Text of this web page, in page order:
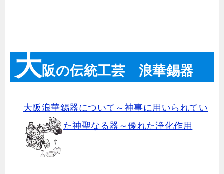
大阪の伝統工芸 浪華錫器
大阪浪華錫器について～神事に用いられてい
た神聖なる器～優れた浄化作用